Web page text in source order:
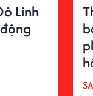
Linh